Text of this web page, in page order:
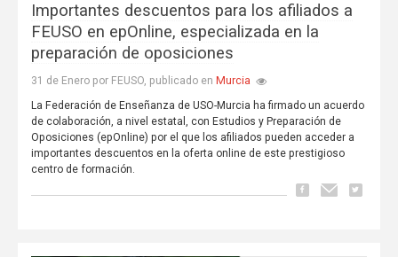
Importantes descuentos para los afiliados a
FEUSO en epOnline, especializada en la
preparación de oposiciones
31 de Enero por FEUSO, publicado en Murcia
La Federación de Enseñanza de USO-Murcia ha firmado un acuerdo
de colaboración, a nivel estatal, con Estudios y Preparación de
Oposiciones (epOnline) por el que los afiliados pueden acceder a
importantes descuentos en la oferta online de este prestigioso
centro de formación.